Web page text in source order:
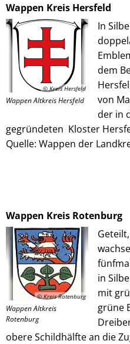
Wappen Kreis Hersfeld
© Kreis Hersfeld
Wappen Altkreis Hersfeld
In
dem
von
der in
gegründeten Kloster
Quelle: Wappen der
Wappen Kreis Rotenburg
© Kreis Rotenburg
Wappen Altkreis
Rotenburg
in
mit
grüne
obere Schildhälfte an die